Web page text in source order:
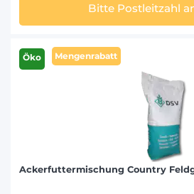
Bitte Postleitzahl
Öko Mengenrabatt
Ackerfuttermischung Country